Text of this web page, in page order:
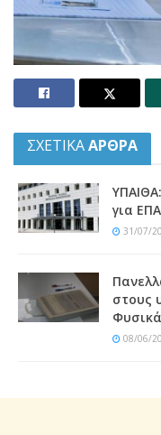
ΣΧΕΤΙΚΑΑΡΘΡΑ
για
31/07/
στους
08/06/